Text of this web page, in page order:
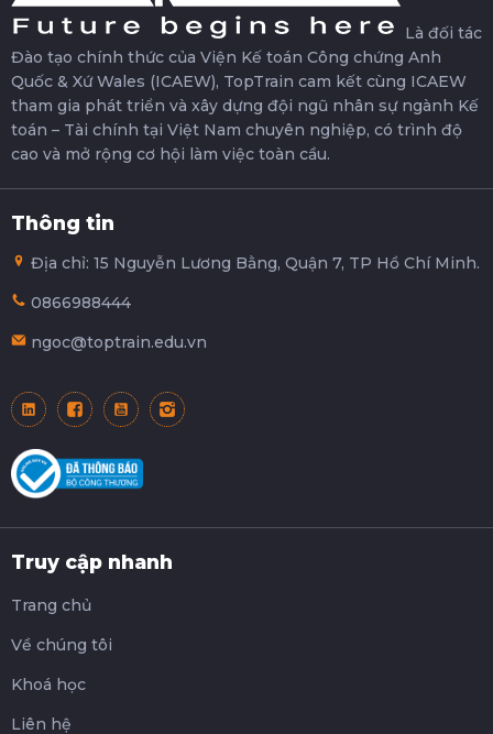
Là đối tác
Đào tạo chính thức của Viện Kế toán Công chứng Anh
Quốc & Xứ Wales (ICAEW), TopTrain cam kết cùng ICAEW
tham gia phát triển và xây dựng đội ngũ nhân sự ngành Kế
toán – Tài chính tại Việt Nam chuyên nghiệp, có trình độ
cao và mở rộng cơ hội làm việc toàn cầu.
Thông tin
Địa chỉ: 15 Nguyễn Lương Bằng, Quận 7, TP Hồ Chí Minh.
0866988444
ngoc@toptrain.edu.vn
Truy cập nhanh
Trang chủ
Về chúng tôi
Khoá học
Liên hệ